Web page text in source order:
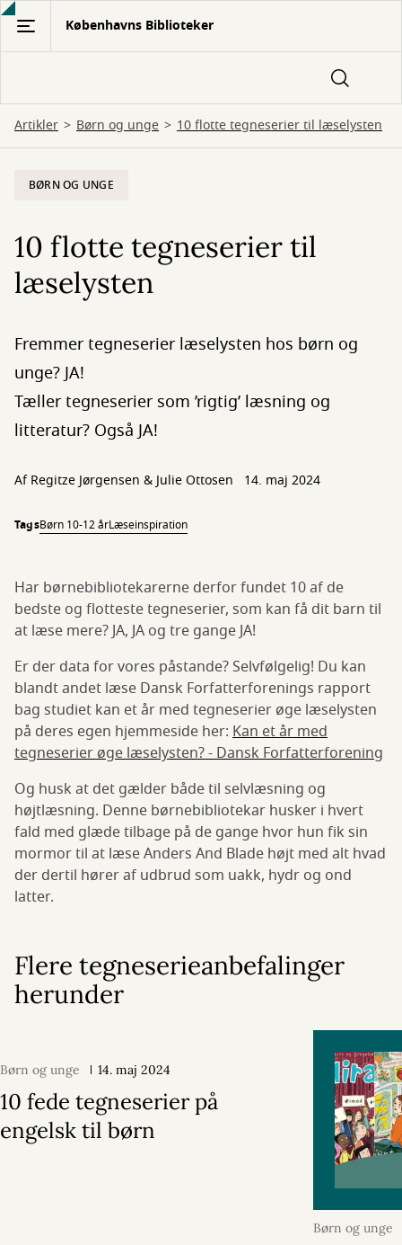
Gå
hovedindhold
Københavns Biblioteker
Artikler Børn og unge 10 flotte tegneserier til læselysten
BØRN OG UNGE
10 flotte tegneserier til
læselysten
Fremmer tegneserier læselysten hos børn og
unge? JA!
Tæller tegneserier som ’rigtig’ læsning og
litteratur? Også JA!
Af Regitze Jørgensen & Julie Ottosen 14. maj 2024
TagsBørn 10-12 årLæseinspiration
Har børnebibliotekarerne derfor fundet 10 af de
bedste og flotteste tegneserier, som kan få dit barn til
at læse mere? JA, JA og tre gange JA!
Er der data for vores påstande? Selvfølgelig! Du kan
blandt andet læse Dansk Forfatterforenings rapport
bag studiet kan et år med tegneserier øge læselysten
på deres egen hjemmeside her: Kan et år med
tegneserier øge læselysten? - Dansk Forfatterforening
Og husk at det gælder både til selvlæsning og
højtlæsning. Denne børnebibliotekar husker i hvert
fald med glæde tilbage på de gange hvor hun fik sin
mormor til at læse Anders And Blade højt med alt hvad
der dertil hører af udbrud som uakk, hydr og ond
latter.
Flere tegneserieanbefalinger
herunder
Børn og unge 14. maj 2024
10 fede tegneserier på
engelsk til børn
Børn og unge